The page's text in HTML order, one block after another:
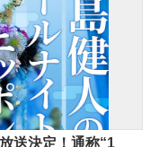
送決定！通称“1